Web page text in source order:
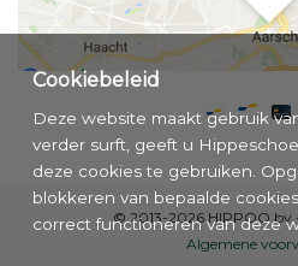
© 2013-2026 HIPPOO bv
Algemene
Cookiebeleid
Deze website maakt gebruik
verder surft, geeft u
deze cookies te gebruiken.
blokkeren van bepaalde
correct functioneren van deze